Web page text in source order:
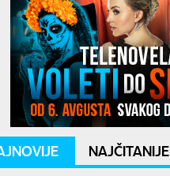
NAJČITANIJE